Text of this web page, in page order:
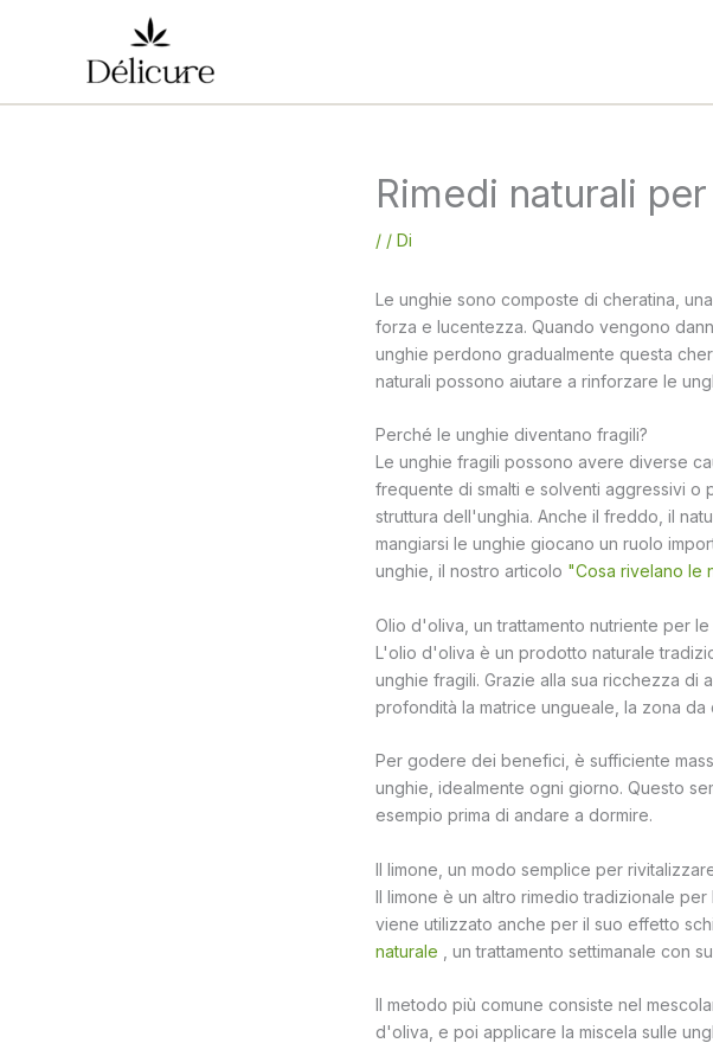
Rimedi naturali
/ / Di
Le unghie sono composte di cheratina,
forza e lucentezza. Quando vengono
unghie perdono gradualmente questa
naturali possono aiutare a rinforzare le
Perché le unghie diventano fragili?
Le unghie fragili possono avere diverse
frequente di smalti e solventi aggressivi o
struttura dell'unghia. Anche il freddo, il
mangiarsi le unghie giocano un ruolo
unghie, il nostro articolo "Cosa rivelano le
Olio d'oliva, un trattamento nutriente per
L'olio d'oliva è un prodotto naturale
unghie fragili. Grazie alla sua ricchezza di
profondità la matrice ungueale, la zona da
Per godere dei benefici, è sufficiente
unghie, idealmente ogni giorno. Questo
esempio prima di andare a dormire.
Il limone, un modo semplice per
Il limone è un altro rimedio tradizionale
viene utilizzato anche per il suo effetto
naturale , un trattamento settimanale con
Il metodo più comune consiste nel
d'oliva, e poi applicare la miscela sulle